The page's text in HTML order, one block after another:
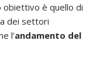
obiettivo è quello di
dei settori
l’andamento del